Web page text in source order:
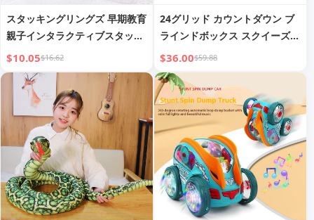
スタッキングリングズ 早期教育
親子インタラクティブスタッキ
ングリングズ 教育用ティーザー
おもちゃ
$10.05$16.62
24グリッド カウントダウン ブ
ラインドボックス スクイーズト
イ ストレス解消 キャラクター
おもちゃ
$36.00$59.88